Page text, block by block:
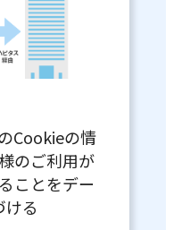
Cookieの情
のご利用が
ことをデー
ける